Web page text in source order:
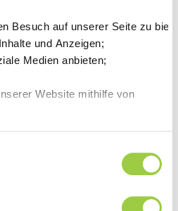
Besuch auf unserer Seite zu
und Anzeigen;
Medien anbieten;
Website mithilfe von
Auswahl auch jederzeit auf